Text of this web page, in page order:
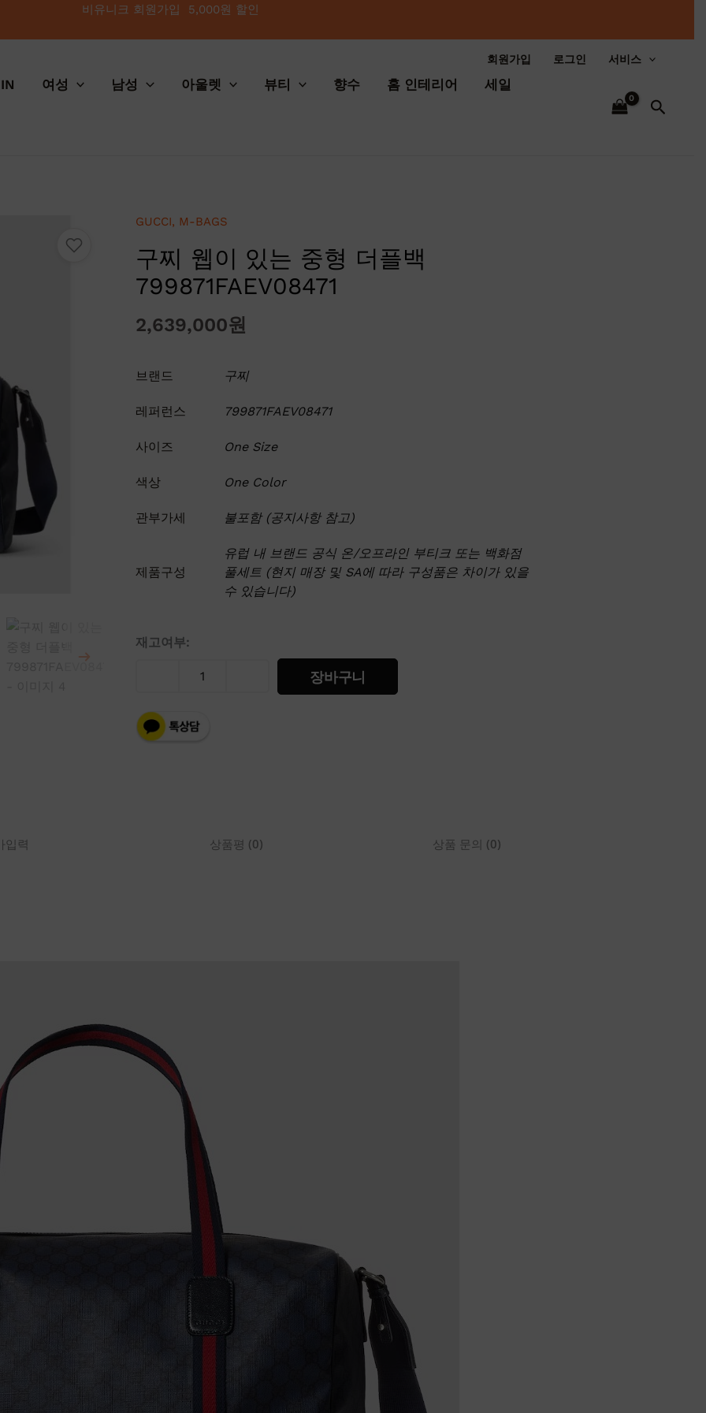
비유니크 회원가입 5,000원 할인
회원가입 로그인 서비스
여성 남성 아울렛 뷰티 향수 홈 인테리어 세일
검
GUCCI, M-BAGS
구찌 웹이 있는 중형 더플백
799871FAEV08471
2,639,000원
브랜드 구찌
레퍼런스 799871FAEV08471
사이즈 One Size
색상 One Color
관부가세 불포함 (공지사항 참고)
제품구성
유럽 내 브랜드 공식 온/오프라인 부티크 또는 백화점
풀세트 (현지 매장 및 SA에 따라 구성품은 차이가 있을
수 있습니다)
재고여부:
구
있
장바구니
입력 상품평 (0) 상품 문의 (0)